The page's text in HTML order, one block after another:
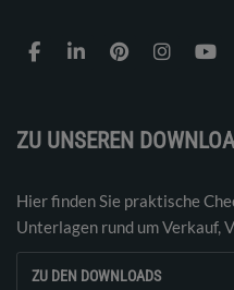
ZU UNSEREN
Hier finden Sie praktische
Unterlagen rund um Verkauf,
ZU DEN DOWNLOADS